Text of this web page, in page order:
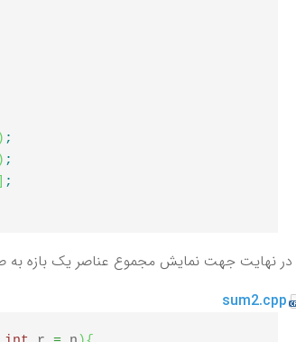
) ;
) ;
;
در نهایت جهت نمایش مجموع عناصر یک بازه به
sum2.cpp